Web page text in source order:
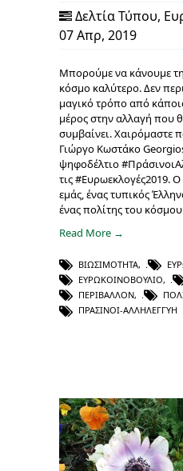
Δελτία Τύπου,
07 Απρ, 2019
Μπορούμε να κάνουμε
κόσμο καλύτερο. Δεν
μαγικό τρόπο από
μέρος στην αλλαγή που
συμβαίνει. Χαιρόμαστε
Γιώργο Κωστάκο
ψηφοδέλτιο
τις #Ευρωεκλογές2019.
εμάς, ένας τυπικός
ένας πολίτης του
Read More →
ΒΙΩΣΙΜΌΤΗΤΑ,
ΕΥΡΩΚΟΙΝΟΒΟΎΛΙΟ,
ΠΕΡΙΒΆΛΛΟΝ,
ΠΡΑΣΙΝΟΙ-ΑΛΛΗΛΕΓΓΥΗ